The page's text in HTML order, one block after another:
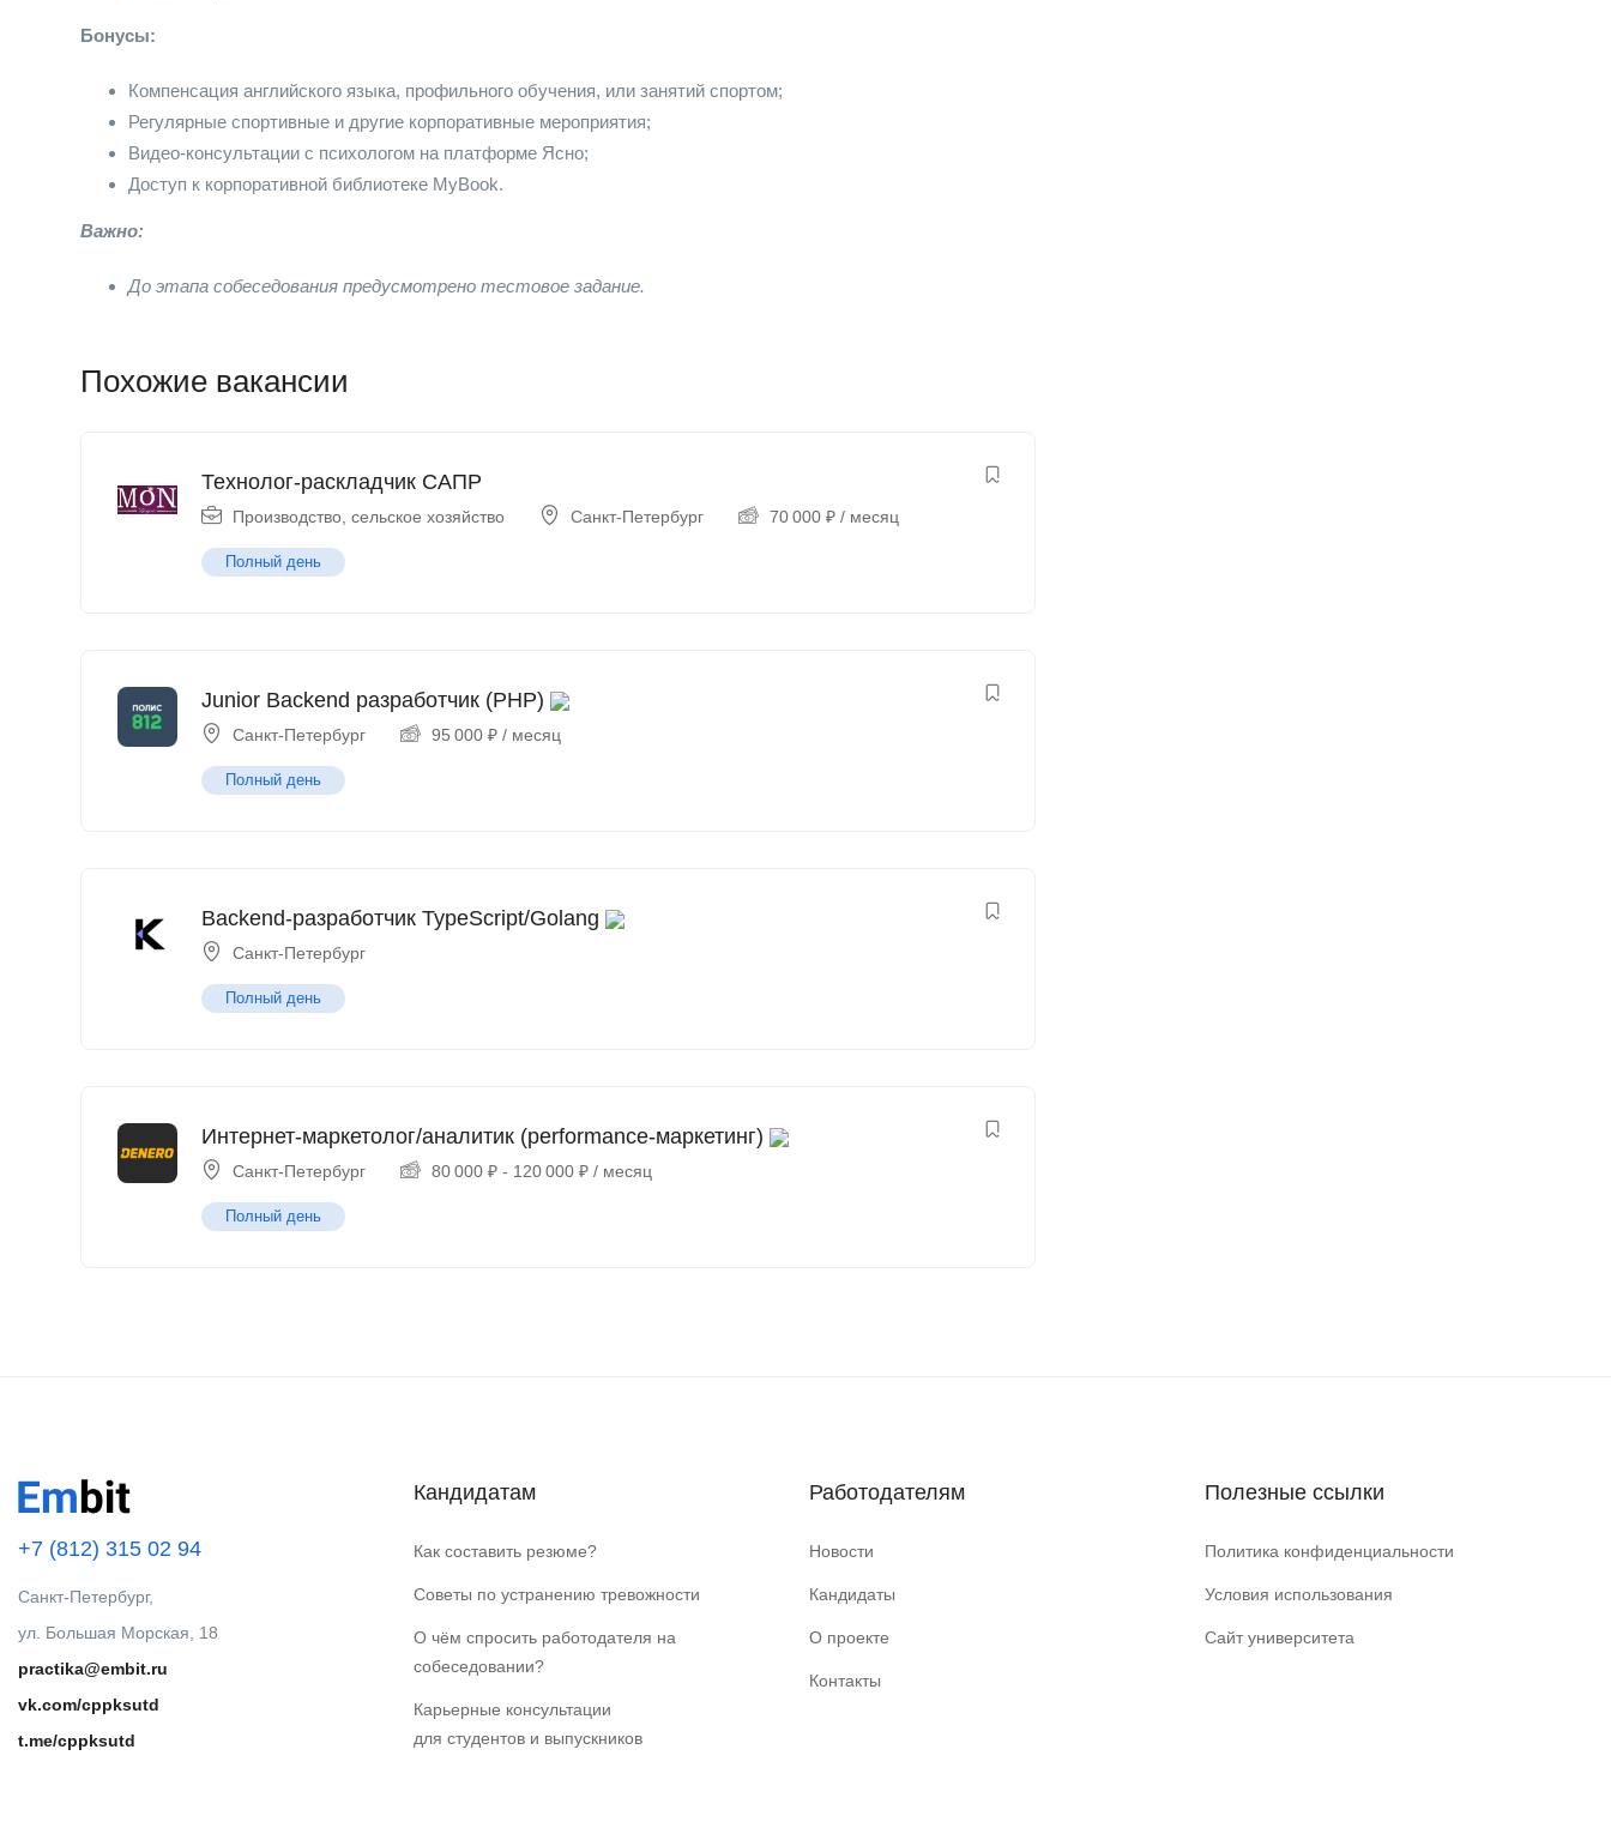
Бонусы:
Компенсация английского языка, профильного обучения, или занятий спортом;
Регулярные спортивные и другие корпоративные мероприятия;
Видео-консультации с психологом на платформе Ясно;
Доступ к корпоративной библиотеке MyBook.
Важно:
До этапа собеседования предусмотрено тестовое задание.
Похожие вакансии
Технолог-раскладчик САПР
Производство, сельское хозяйство Санкт-Петербург 70 000 ₽ / месяц
Полный день
Junior Backend разработчик (PHP)
Санкт-Петербург 95 000 ₽ / месяц
Полный день
Backend-разработчик TypeScript/Golang
Санкт-Петербург
Полный день
Интернет-маркетолог/аналитик (performance-маркетинг)
Санкт-Петербург 80 000 ₽ - 120 000 ₽ / месяц
Полный день
+7 (812) 315 02 94
Санкт-Петербург,
ул. Большая Морская, 18
practika@embit.ru
vk.com/cppksutd
t.me/cppksutd
Кандидатам
Как составить резюме?
Советы по устранению тревожности
О чём спросить работодателя на
собеседовании?
Карьерные консультации
для студентов и выпускников
Работодателям
Новости
Кандидаты
О проекте
Контакты
Полезные ссылки
Политика конфиденциальности
Условия использования
Сайт университета